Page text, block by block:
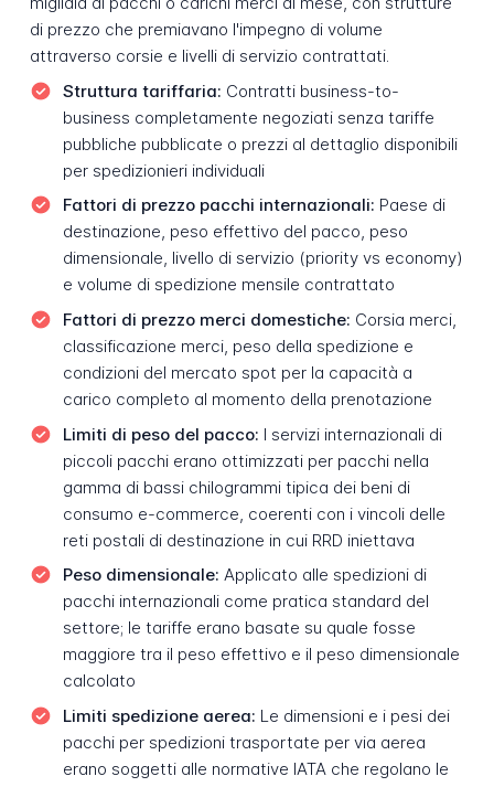
di prezzo che premiavano l'impegno di volume
attraverso corsie e livelli di servizio contrattati.
Struttura tariffaria: Contratti business-to-
business completamente negoziati senza tariffe
pubbliche pubblicate o prezzi al dettaglio disponibili
per spedizionieri individuali
Fattori di prezzo pacchi internazionali: Paese di
destinazione, peso effettivo del pacco, peso
dimensionale, livello di servizio (priority vs economy)
e volume di spedizione mensile contrattato
Fattori di prezzo merci domestiche: Corsia merci,
classificazione merci, peso della spedizione e
condizioni del mercato spot per la capacità a
carico completo al momento della prenotazione
Limiti di peso del pacco: I servizi internazionali di
piccoli pacchi erano ottimizzati per pacchi nella
gamma di bassi chilogrammi tipica dei beni di
consumo e-commerce, coerenti con i vincoli delle
reti postali di destinazione in cui RRD iniettava
Peso dimensionale: Applicato alle spedizioni di
pacchi internazionali come pratica standard del
settore; le tariffe erano basate su quale fosse
maggiore tra il peso effettivo e il peso dimensionale
calcolato
Limiti spedizione aerea: Le dimensioni e i pesi dei
pacchi per spedizioni trasportate per via aerea
erano soggetti alle normative IATA che regolano le